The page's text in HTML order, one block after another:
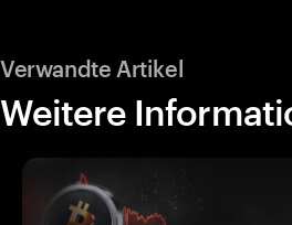
Verwandte Artikel
Weitere